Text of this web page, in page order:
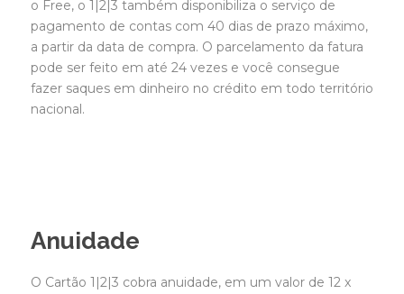
o Free, o 1|2|3 também disponibiliza o serviço de
pagamento de contas com 40 dias de prazo máximo,
a partir da data de compra. O parcelamento da fatura
pode ser feito em até 24 vezes e você consegue
fazer saques em dinheiro no crédito em todo território
nacional.
Anuidade
O Cartão 1|2|3 cobra anuidade, em um valor de 12 x